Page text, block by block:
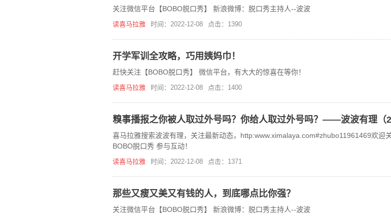
关注微信平台【BOBO脱口秀】 新浪微博：脱口秀主持人--波波
读喜马拉雅 时间：2022-12-08 点击：1390
开学军训全攻略，巧用姨妈巾！
赶快关注【BOBO脱口秀】 微信平台，有大大的惊喜在等你！
读喜马拉雅 时间：2022-12-08 点击：1400
糗事播报之你被人取过外号吗？你给人取过外号吗？——波波有理（
喜马拉雅搜索波波有理，关注最新动态，http:www.ximalaya.com#zhubo11961469欢迎关
BOBO脱口秀 参与互动！
读喜马拉雅 时间：2022-12-08 点击：1371
那些又瘦又美又有钱的人，到底哪点比你强？
关注微信平台【BOBO脱口秀】 新浪微博：脱口秀主持人--波波